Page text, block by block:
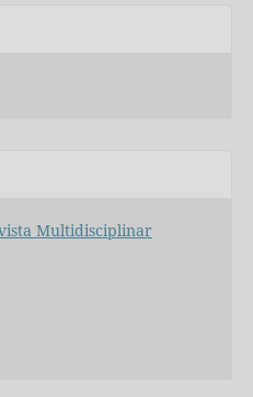
Multidisciplinar